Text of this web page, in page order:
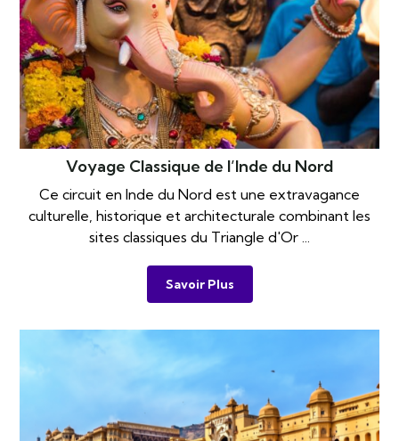
Voyage Classique de l’Inde du Nord
Ce circuit en Inde du Nord est une extravagance
culturelle, historique et architecturale combinant les
sites classiques du Triangle d'Or ...
Savoir Plus